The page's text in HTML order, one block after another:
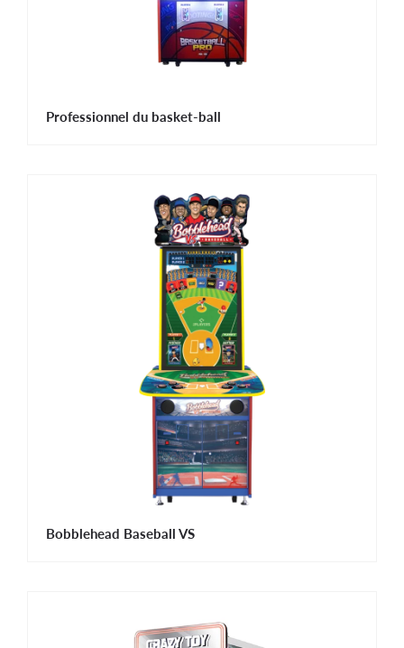
Professionnel du basket-ball
Bobblehead Baseball VS